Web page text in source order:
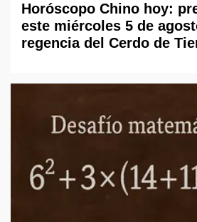
Horóscopo Chino hoy:
este miércoles 5 de
regencia del Cerdo de